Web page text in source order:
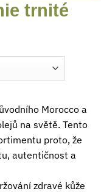
trnité
Morocco a
na světě. Tento
proto, že
autentičnost a
zdravé kůže